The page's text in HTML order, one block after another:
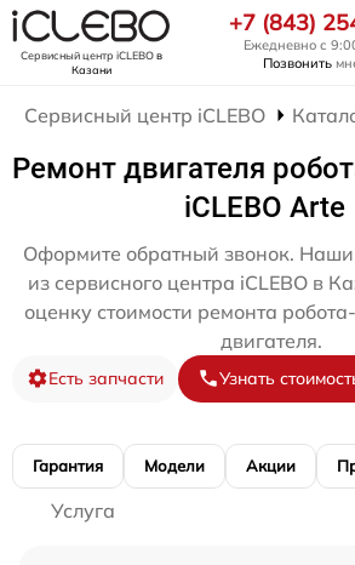
Сервисный центр iCLEBOв
Казани
+7 (843)
Ежедневно с
Позвонить
Сервисный центр iCLEBO
Ремонт двигателя
iCLEBO Arte
Оформите обратный звонок.
из сервисного центра iCLEBO в
оценку стоимости ремонта
двигателя.
Есть запчасти Узнать
Гарантия Модели Акции
Услуга